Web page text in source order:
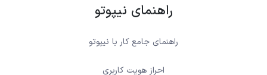
راهنمای نیپوتو
راهنمای جامع کار با نیپوتو
احراز هویت کاربری